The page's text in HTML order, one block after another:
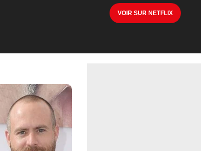
VOIR SUR NETFLIX